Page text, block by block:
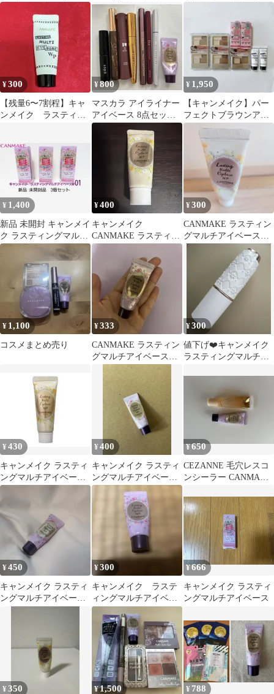
ス WP 01
マルチアイベースWP01
アイシャドウ
ルチアイベースWP01フ
¥300
【残量6〜7割程】キャ
ンメイク ラスティン
¥800
マスカラ アイライナー
アイベース 8点セット
コスメまとめ売り
¥ 1,950
【キャンメイク】パー
フェクトブラウンアイ
ズ03 +ラスティングマ
ルチアイベース
¥ 1,400
新品 未開封 キャンメイ
ク ラスティングマルチ
アイベースWP01【3個
¥400
キャンメイク
CANMAKE ラスティン
グマルチアイベース
¥300
CANMAKE ラスティン
グマルチアイベース
¥ 1,100
コスメまとめ売り
¥333
CANMAKE ラスティン
グマルチアイベース
¥300
値下げ❤️キャンメイク
ラスティングマルチア
¥430
キャンメイク ラスティ
ングマルチアイベース
WP02
¥400
キャンメイク ラスティ
ングマルチアイベース
WP01
¥650
CEZANNE 毛穴レスコ
ンシーラー CANMAKE
WP1
¥450
キャンメイク ラスティ
ングマルチアイベース
¥300
キャンメイク ラステ
ィングマルチアイベー
ス WP01
¥666
キャンメイク ラスティ
ングマルチアイベース
¥350 ¥1,500 ¥ 788